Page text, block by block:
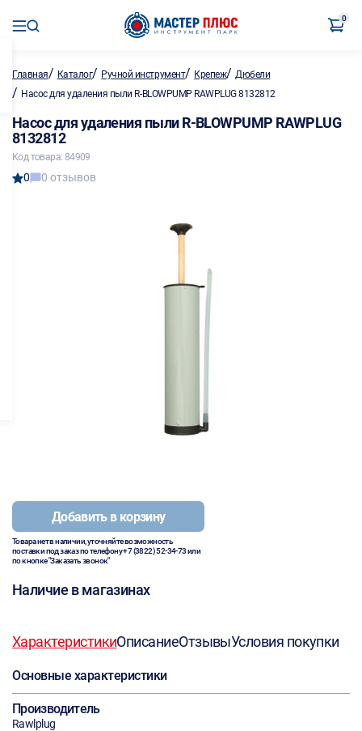
0
Главная/ Каталог/ Ручной инструмент/ Крепеж/Дюбели
/ Насос для удаления пыли R-BLOWPUMP RAWPLUG 8132812
Насос для удаления пыли R-BLOWPUMP RAWPLUG
8132812
Код товара: 84909
0 0 отзывов
Добавить в корзину
Товара нет в наличии, уточняйте возможность
поставки под заказ по телефону+7 (3822) 52-34-73или
по кнопке "Заказать звонок"
Наличие в магазинах
ХарактеристикиОписаниеОтзывыУсловия покупки
Основные характеристики
Производитель
Rawlplug